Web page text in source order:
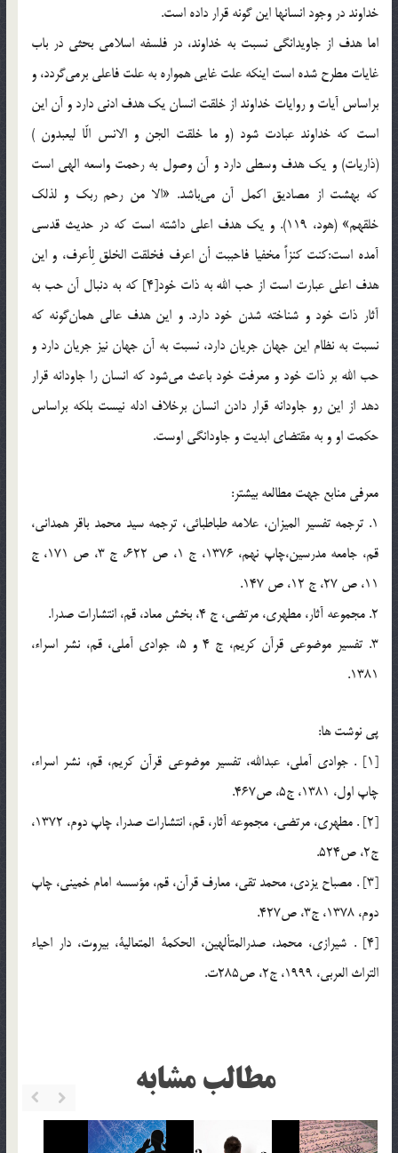
خداوند در وجود انسانها اين گونه قرار داده است.
اما هدف از جاويدانگي نسبت به خداوند،‌ در فلسفه اسلامي بحثي در باب
غايات مطرح شده است اينكه علت غايي همواره به علت فاعلي برمي‌گردد، و
براساس آيات و روايات خداوند از خلقت انسان يك هدف ادني دارد و آن اين
است كه خداوند عبادت شود (و ما خلقت الجن و الانس الّا ليعبدون )
(ذاريات) و يك هدف وسطي دارد و آن وصول به رحمت واسعه الهي است
كه بهشت از مصاديق اكمل آن مي‌باشد. «الا من رحم ربك و لذلك
خلقهم» (هود، 119). و يك هدف اعلي داشته است كه در حديث قدسي
آمده است:‌كنت كنزاً مخفيا فاحببت أن اعرف فخلقت الخلق لِأعرف، و اين
هدف اعلي عبارت است از حب الله به ذات خود[4] كه به دنبال آن حب به
آثار ذات خود و شناخته شدن خود دارد. و اين هدف عالي همان‌گونه كه
نسبت به نظام اين جهان جريان دارد، نسبت به آن جهان نيز جريان دارد و
حب الله بر ذات خود و معرفت خود باعث مي‌شود كه انسان را جاودانه قرار
دهد از اين رو جاودانه قرار دادن انسان برخلاف ادله نيست بلكه براساس
حكمت او و به مقتضاي ابديت و جاودانگي اوست.
معرفي منابع جهت مطالعه بيشتر:
1. ترجمه تفسير الميزان، علامه طباطبائي، ترجمه سيد محمد باقر همداني،
قم، جامعه مدرسين،‌چاپ نهم، 1376، ج 1، ص 622، ج 3‌، ص 171، ج
11، ص 27، ج 12، ص 147.
2. مجموعه آثار، مطهري،‌ مرتضي، ج 4، بخش معاد، قم،‌ انتشارات صدرا.
3. تفسير موضوعي قرآن كريم، ج 4 و 5، جوادي آملي،‌ قم، نشر اسراء،
1381.
پي نوشت ها:
[1] . جوادي آملي، عبدالله، تفسير موضوعي قرآن كريم، قم، ‌نشر اسراء،
‌چاپ اول، 1381، ج5، ص467.
[2] . مطهري، مرتضي، مجموعه آثار، قم، انتشارات صدرا، چاپ دوم، 1372،
ج2، ص524.
[3] . مصباح يزدي، محمد تقي، معارف قرآن، قم، مؤسسه امام خميني، چاپ
دوم، 1378، ج3، ص427.
[4] . شيرازي، محمد، صدرالمتألهين، الحكمة المتعالية، بيروت، دار احياء
التراث العربي، 1999، ج2، ص285ت.
مطالب مشابه